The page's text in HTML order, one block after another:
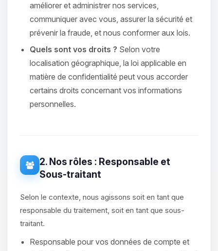
améliorer et administrer nos services,
communiquer avec vous, assurer la sécurité et
prévenir la fraude, et nous conformer aux lois.
Quels sont vos droits ? Selon votre
localisation géographique, la loi applicable en
matière de confidentialité peut vous accorder
certains droits concernant vos informations
personnelles.
2. Nos rôles : Responsable et
Sous-traitant
Selon le contexte, nous agissons soit en tant que
responsable du traitement, soit en tant que sous-
traitant.
Responsable pour vos données de compte et